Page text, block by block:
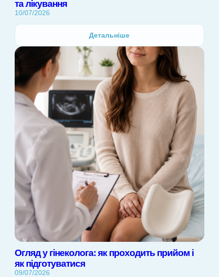
та лікування
10/07/2026
Детальніше
Огляд у гінеколога: як проходить прийом і
як підготуватися
09/07/2026